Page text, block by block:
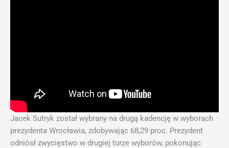
Jacek Sutryk został wybrany na drugą kadencję w wyborach
prezydenta Wrocławia, zdobywając 68,29 proc. Prezydent
odniósł zwycięstwo w drugiej turze wyborów, pokonując